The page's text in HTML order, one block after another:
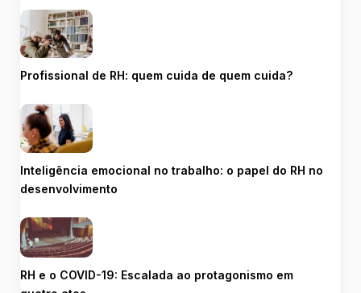
Profissional de RH: quem cuida de quem cuida?
Inteligência emocional no trabalho: o papel do RH no
desenvolvimento
RH e o COVID-19: Escalada ao protagonismo em